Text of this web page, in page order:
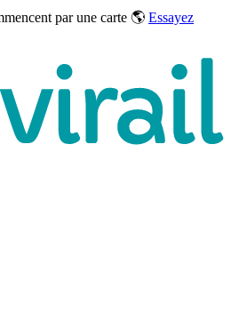
par une carte 🌎 Essayez